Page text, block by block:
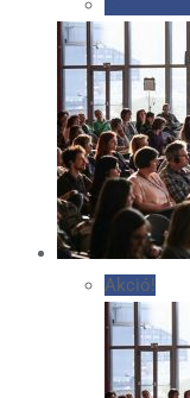
Akció!